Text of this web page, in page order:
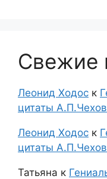
Свежие
Леонид Ходос к
цитаты
Леонид Ходос к
цитаты
Татьяна к